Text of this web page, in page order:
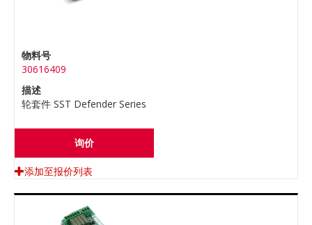
物料号
30616409
描述
轮套件 SST Defender Series
询价
添加至报价列表